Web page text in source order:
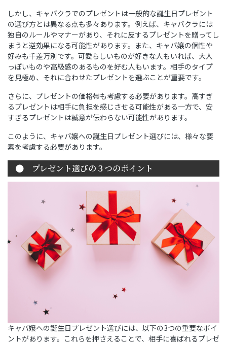
しかし、キャバクラでのプレゼントは一般的な誕生日プレゼント
の選び方とは異なる点も多々あります。例えば、キャバクラには
独自のルールやマナーがあり、それに反するプレゼントを贈ってし
まうと逆効果になる可能性があります。また、キャバ嬢の個性や
好みも千差万別です。可愛らしいものが好きな人もいれば、大人
っぽいものや高級感のあるものを好む人もいます。相手のタイプ
を見極め、それに合わせたプレゼントを選ぶことが重要です。
さらに、プレゼントの価格帯も考慮する必要があります。高すぎ
るプレゼントは相手に負担を感じさせる可能性がある一方で、安
すぎるプレゼントは誠意が伝わらない可能性があります。
このように、キャバ嬢への誕生日プレゼント選びには、様々な要
素を考慮する必要があります。
プレゼント選びの３つのポイント
キャバ嬢への誕生日プレゼント選びには、以下の3つの重要なポイ
ントがあります。これらを押さえることで、相手に喜ばれるプレゼ